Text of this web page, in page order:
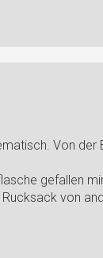
Von der
gefallen
von